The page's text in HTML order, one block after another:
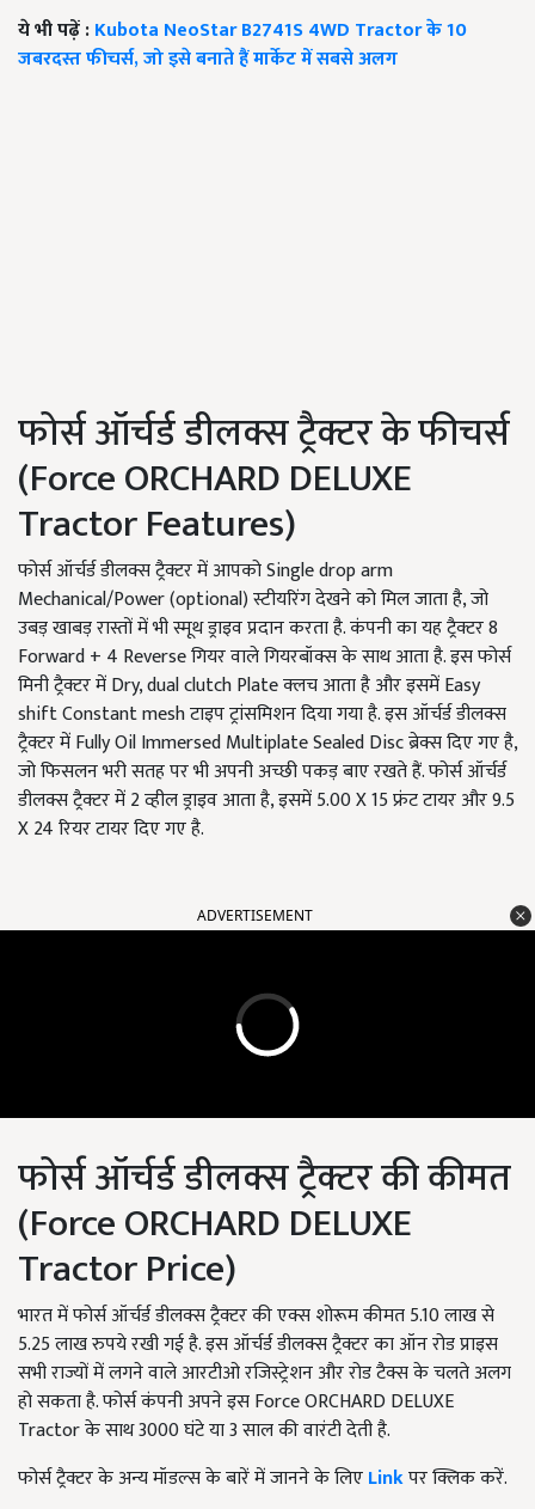
ये भी पढ़ें :Kubota NeoStar B2741S 4WD Tractor के 10
जबरदस्त फीचर्स, जो इसे बनाते हैं मार्केट में सबसे अलग
फोर्स ऑर्चर्ड डीलक्स ट्रैक्टर के फीचर्स
(Force ORCHARD DELUXE
Tractor Features)
फोर्स ऑर्चर्ड डीलक्स ट्रैक्टर में आपको Single drop arm
Mechanical/Power (optional) स्टीयरिंग देखने को मिल जाता है, जो
उबड़ खाबड़ रास्तों में भी स्मूथ ड्राइव प्रदान करता है. कंपनी का यह ट्रैक्टर 8
Forward + 4 Reverse गियर वाले गियरबॉक्स के साथ आता है. इस फोर्स
मिनी ट्रैक्टर में Dry, dual clutch Plate क्लच आता है और इसमें Easy
shift Constant mesh टाइप ट्रांसमिशन दिया गया है. इस ऑर्चर्ड डीलक्स
ट्रैक्टर में Fully Oil Immersed Multiplate Sealed Disc ब्रेक्स दिए गए है,
जो फिसलन भरी सतह पर भी अपनी अच्छी पकड़ बाए रखते हैं. फोर्स ऑर्चर्ड
डीलक्स ट्रैक्टर में 2 व्हील ड्राइव आता है, इसमें 5.00 X 15 फ्रंट टायर और 9.5
X 24 रियर टायर दिए गए है.
ADVERTISEMENT
फोर्स ऑर्चर्ड डीलक्स ट्रैक्टर की कीमत
(Force ORCHARD DELUXE
Tractor Price)
भारत में फोर्स ऑर्चर्ड डीलक्स ट्रैक्टर की एक्स शोरूम कीमत 5.10 लाख से
5.25 लाख रुपये रखी गई है. इस ऑर्चर्ड डीलक्स ट्रैक्टर का ऑन रोड प्राइस
सभी राज्यों में लगने वाले आरटीओ रजिस्ट्रेशन और रोड टैक्स के चलते अलग
हो सकता है. फोर्स कंपनी अपने इस Force ORCHARD DELUXE
Tractor के साथ 3000 घंटे या 3 साल की वारंटी देती है.
फोर्स ट्रैक्टर के अन्य मॉडल्स के बारें में जानने के लिएLinkपर क्लिक करें.